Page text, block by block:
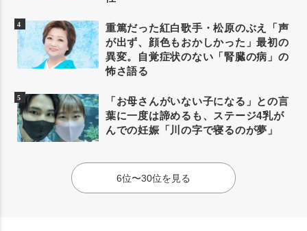
重篤だった紅白歌手・松原のぶえ「声
が出ず、顔色もおかしかった」最初の
異変。自覚症状のない「腎臓の病」の
怖さ語る
「お母さんがいない子になる」との言
葉に一度は諦めるも、ステージ4乳が
んでの妊娠「川の字で寝るのが夢」
6位〜30位を見る